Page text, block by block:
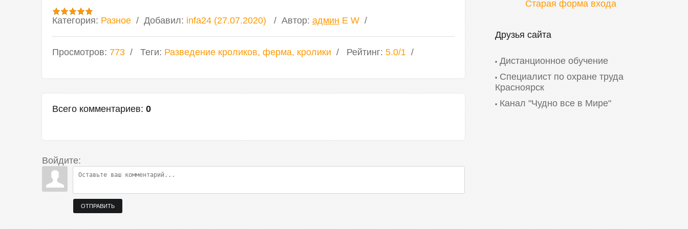
Категория: Разное Добавил: infa24 (27.07.2020) Автор: админ E W
Просмотров: 773 Теги: Разведение кроликов, ферма, кролики Рейтинг: 5.0/1
Всего комментариев: 0
Войдите:
ОТПРАВИТЬ
Старая форма входа
Друзья сайта
Дистанционное обучение
Специалист по охране труда
Красноярск
Канал "Чудно все в Мире"